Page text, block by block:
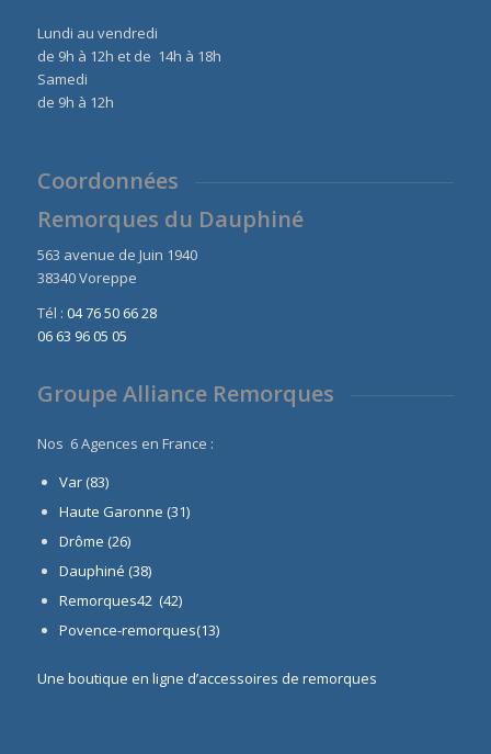
Lundi au vendredi
de 9h à 12h et de 14h à 18h
Samedi
de 9h à 12h
Coordonnées
Remorques du Dauphiné
563 avenue de Juin 1940
38340 Voreppe
Tél : 04 76 50 66 28
06 63 96 05 05
Groupe Alliance Remorques
Nos 6 Agences en France :
Var (83)
Haute Garonne (31)
Drôme (26)
Dauphiné (38)
Remorques42 (42)
Povence-remorques(13)
Une boutique en ligne d’accessoires de remorques